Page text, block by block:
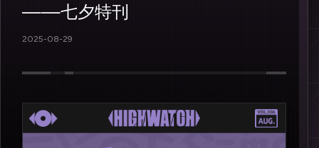
——七夕特刊
2025-08-29